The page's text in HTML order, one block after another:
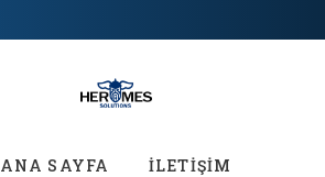
ANA SAYFA İLETİŞİM